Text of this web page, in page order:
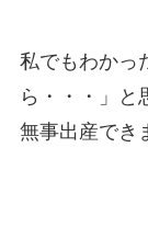
私でもわかっ
ら・・・」と
無事出産でき